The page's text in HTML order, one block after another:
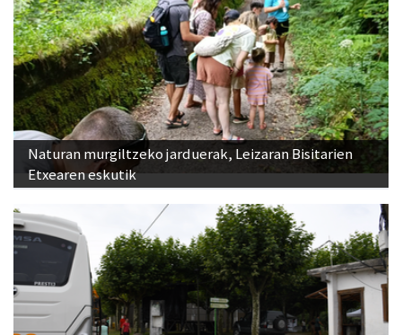
Naturan murgiltzeko jarduerak, Leizaran Bisitarien
Etxearen eskutik